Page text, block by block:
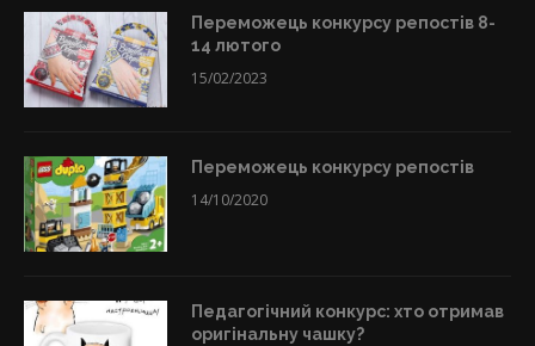
Переможець конкурсу репостів 8-
14 лютого
15/02/2023
Переможець конкурсу репостів
14/10/2020
Педагогічний конкурс: хто отримав
оригінальну чашку?